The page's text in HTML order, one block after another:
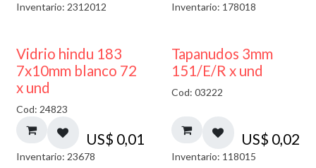
Inventario: 2312012 Inventario: 178018
40% DESCUENTO
Vidrio hindu 183
7x10mm blanco 72
x und
Cod: 24823
US$ 0,01
Inventario: 23678
Tapanudos 3mm
151/E/R x und
Cod: 03222
US$ 0,02
Inventario: 118015